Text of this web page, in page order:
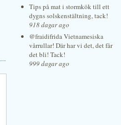
Tips på mat i stormkök till ett
dygns solskenstältning, tack!
918 dagar ago
@fraidifrida Vietnamesiska
vårrullar! Där har vi det, det får
det bli! Tack!
999 dagar ago